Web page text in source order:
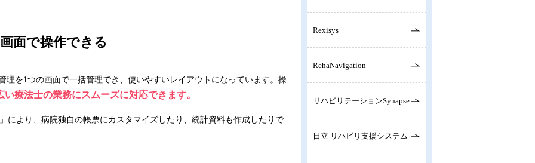
面で操作できる
理を1つの画面で一括管理でき、使いやすいレイアウトになっています。操
い療法士の業務にスムーズに対応できます。
により、病院独自の帳票にカスタマイズしたり、統計資料も作成したりで
Rexisys
RehaNavigation
リハビリテーションSynapse
日立 リハビリ支援システム